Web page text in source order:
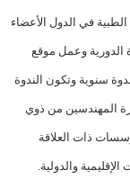
في الدول الأعضاء
الدورية وعمل موقع
سنوية وتكون الندوة
المهندسين من ذوي
ذات العلاقة